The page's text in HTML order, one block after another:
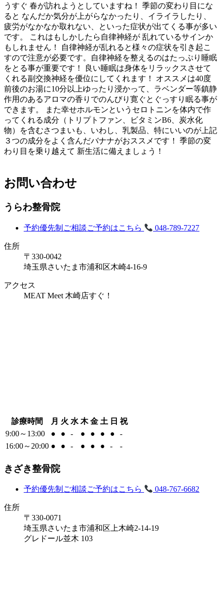
うすぐ 春が訪れようとしていますね！ 季節の変わり目にな
ると なんだか気分が上がらなかったり、イライラしたり、
疲労がなかなか取れない、といった症状が出てくる事が多い
です。 これはもしかしたら自律神経が 乱れているサインか
もしれません！ 自律神経が乱れると様々の症状を引き起こ
すので注意が必要です。自律神経を整えるのはたっぷり睡眠
をとる事が重要です！ 良い睡眠は身体をリラックスさせて
くれる副交換神経を優位にしてくれます！ オススメは40度
前後のお湯に10分以上ゆったり浸かって、ラベンダー等鎮静
作用のあるアロマの香りでのんびり寛ぐとぐっすり眠る事が
できます。 また幸せホルモンというセロトニンを体内で作
ってくれる成分（トリプトファン、ビタミンB6、炭水化
物）を含むさつまいも、いわし、乳製品、特にいいのが上記
３つの成分をよく含んだバナナがおススメです！ 季節の変
わり目を乗り越えて 新生活に備えましょう！
お問い合わせ
うらわ整骨院
予約優先制 ご相談ご予約はこちら 048-789-7227
住所
〒330-0042
埼玉県さいたま市浦和区木崎4-16-9
アクセス
MEAT Meet 木崎店すぐ！
診療時間 月 火 水 木 金 土 日 祝
9:00～13:00
● ● - ● ● ● ●
-
16:00～20:00 ● ● - ● ● ● - -
きざき整骨院
予約優先制 ご相談ご予約はこちら 048-767-6682
住所
〒330-0071
埼玉県さいたま市浦和区上木崎2-14-19
グレドール並木 103